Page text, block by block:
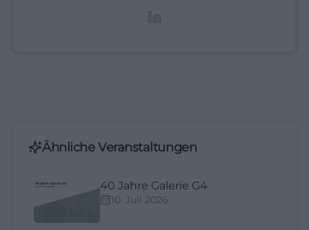
Ähnliche Veranstaltungen
40 Jahre Galerie G4
10. Juli 2026